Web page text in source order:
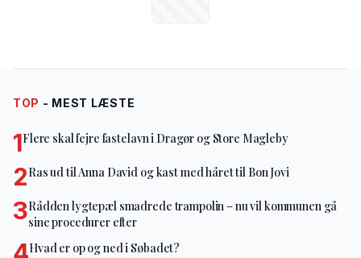
TOP - MEST LÆSTE
1Flere skal fejre fastelavn i Dragør og Store Magleby
2Ras ud til Anna David og kast med håret til Bon Jovi
3Rådden lygtepæl smadrede trampolin – nu vil kommunen gå
sine procedurer efter
Hvad er op og ned i Søbadet?